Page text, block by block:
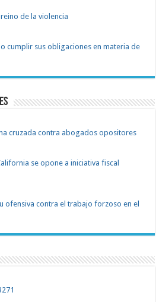
de la violencia
cumplir sus obligaciones en materia de
cruzada contra abogados opositores
se opone a iniciativa fiscal
ofensiva contra el trabajo forzoso en el